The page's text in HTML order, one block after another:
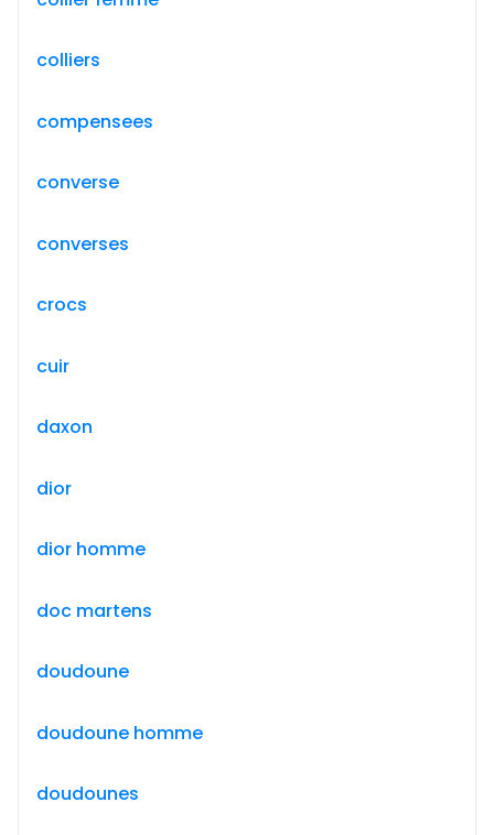
colliers
compensees
converse
converses
crocs
cuir
daxon
dior
dior homme
doc martens
doudoune
doudoune homme
doudounes